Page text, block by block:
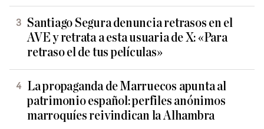
Santiago Segura denuncia retrasos en el
AVE y retrata a esta usuaria de X: «Para
retraso el de tus películas»
La propaganda de Marruecos apunta al
patrimonio español: perfiles anónimos
marroquíes reivindican la Alhambra